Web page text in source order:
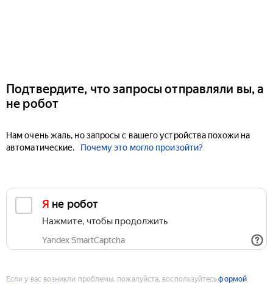
Подтвердите, что запросы отправляли вы, а
не робот
Нам очень жаль, но запросы с вашего устройства похожи на
автоматические.
Почему это могло произойти?
Я не робот
Нажмите, чтобы продолжить
Yandex SmartCaptcha
Если у вас возникли проблемы, пожалуйста, воспользуйтесьформой